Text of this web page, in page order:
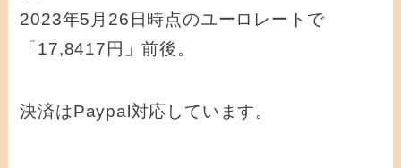
2023年5月26日時点のユーロレートで
「17,8417円」前後。
決済はPaypal対応しています。